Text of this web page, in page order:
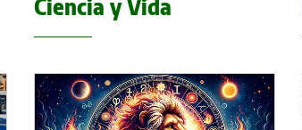
Ciencia y Vida